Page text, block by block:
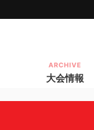
ARCHIVE
大会情報